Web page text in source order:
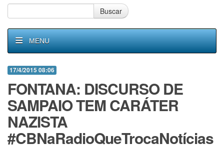
Buscar
MENU
17/4/2015 08:06
FONTANA: DISCURSO DE
SAMPAIO TEM CARÁTER
NAZISTA
#CBNaRadioQueTrocaNotícias